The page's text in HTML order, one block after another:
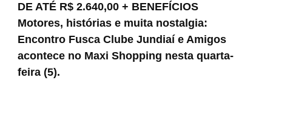
DE ATÉ R$ 2.640,00 + BENEFÍCIOS
Motores, histórias e muita nostalgia:
Encontro Fusca Clube Jundiaí e Amigos
acontece no Maxi Shopping nesta quarta-
feira (5).